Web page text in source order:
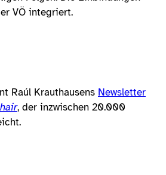
VÖ integriert.
Raúl Krauthausens Newsletter
, der inzwischen 20.000